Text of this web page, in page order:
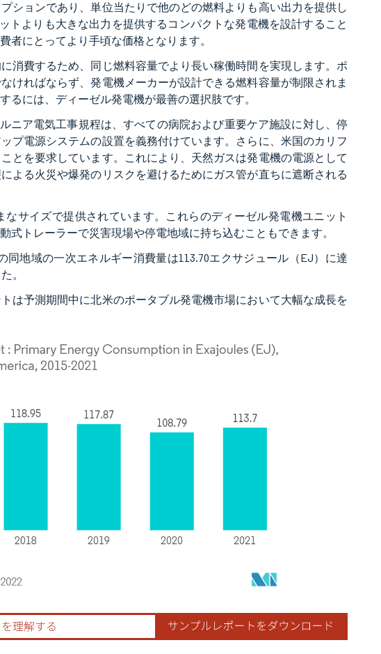
ションであり、単位当たりで他のどの燃料よりも高い出力を提供し
トよりも大きな出力を提供するコンパクトな発電機を設計すること
者にとってより手頃な価格となります。
消費するため、同じ燃料容量でより長い稼働時間を実現します。ポ
ければならず、発電機メーカーが設計できる燃料容量が制限されま
には、ディーゼル発電機が最善の選択肢です。
ニア電気工事規程は、すべての病院および重要ケア施設に対し、停
プ電源システムの設置を義務付けています。さらに、米国のカリフ
とを要求しています。これにより、天然ガスは発電機の電源として
よる火災や爆発のリスクを避けるためにガス管が直ちに遮断される
サイズで提供されています。これらのディーゼル発電機ユニット
トレーラーで災害現場や停電地域に持ち込むこともできます。
同地域の一次エネルギー消費量は113.70エクサジュール（EJ）に達
。
は予測期間中に北米のポータブル発電機市場において大幅な成長を